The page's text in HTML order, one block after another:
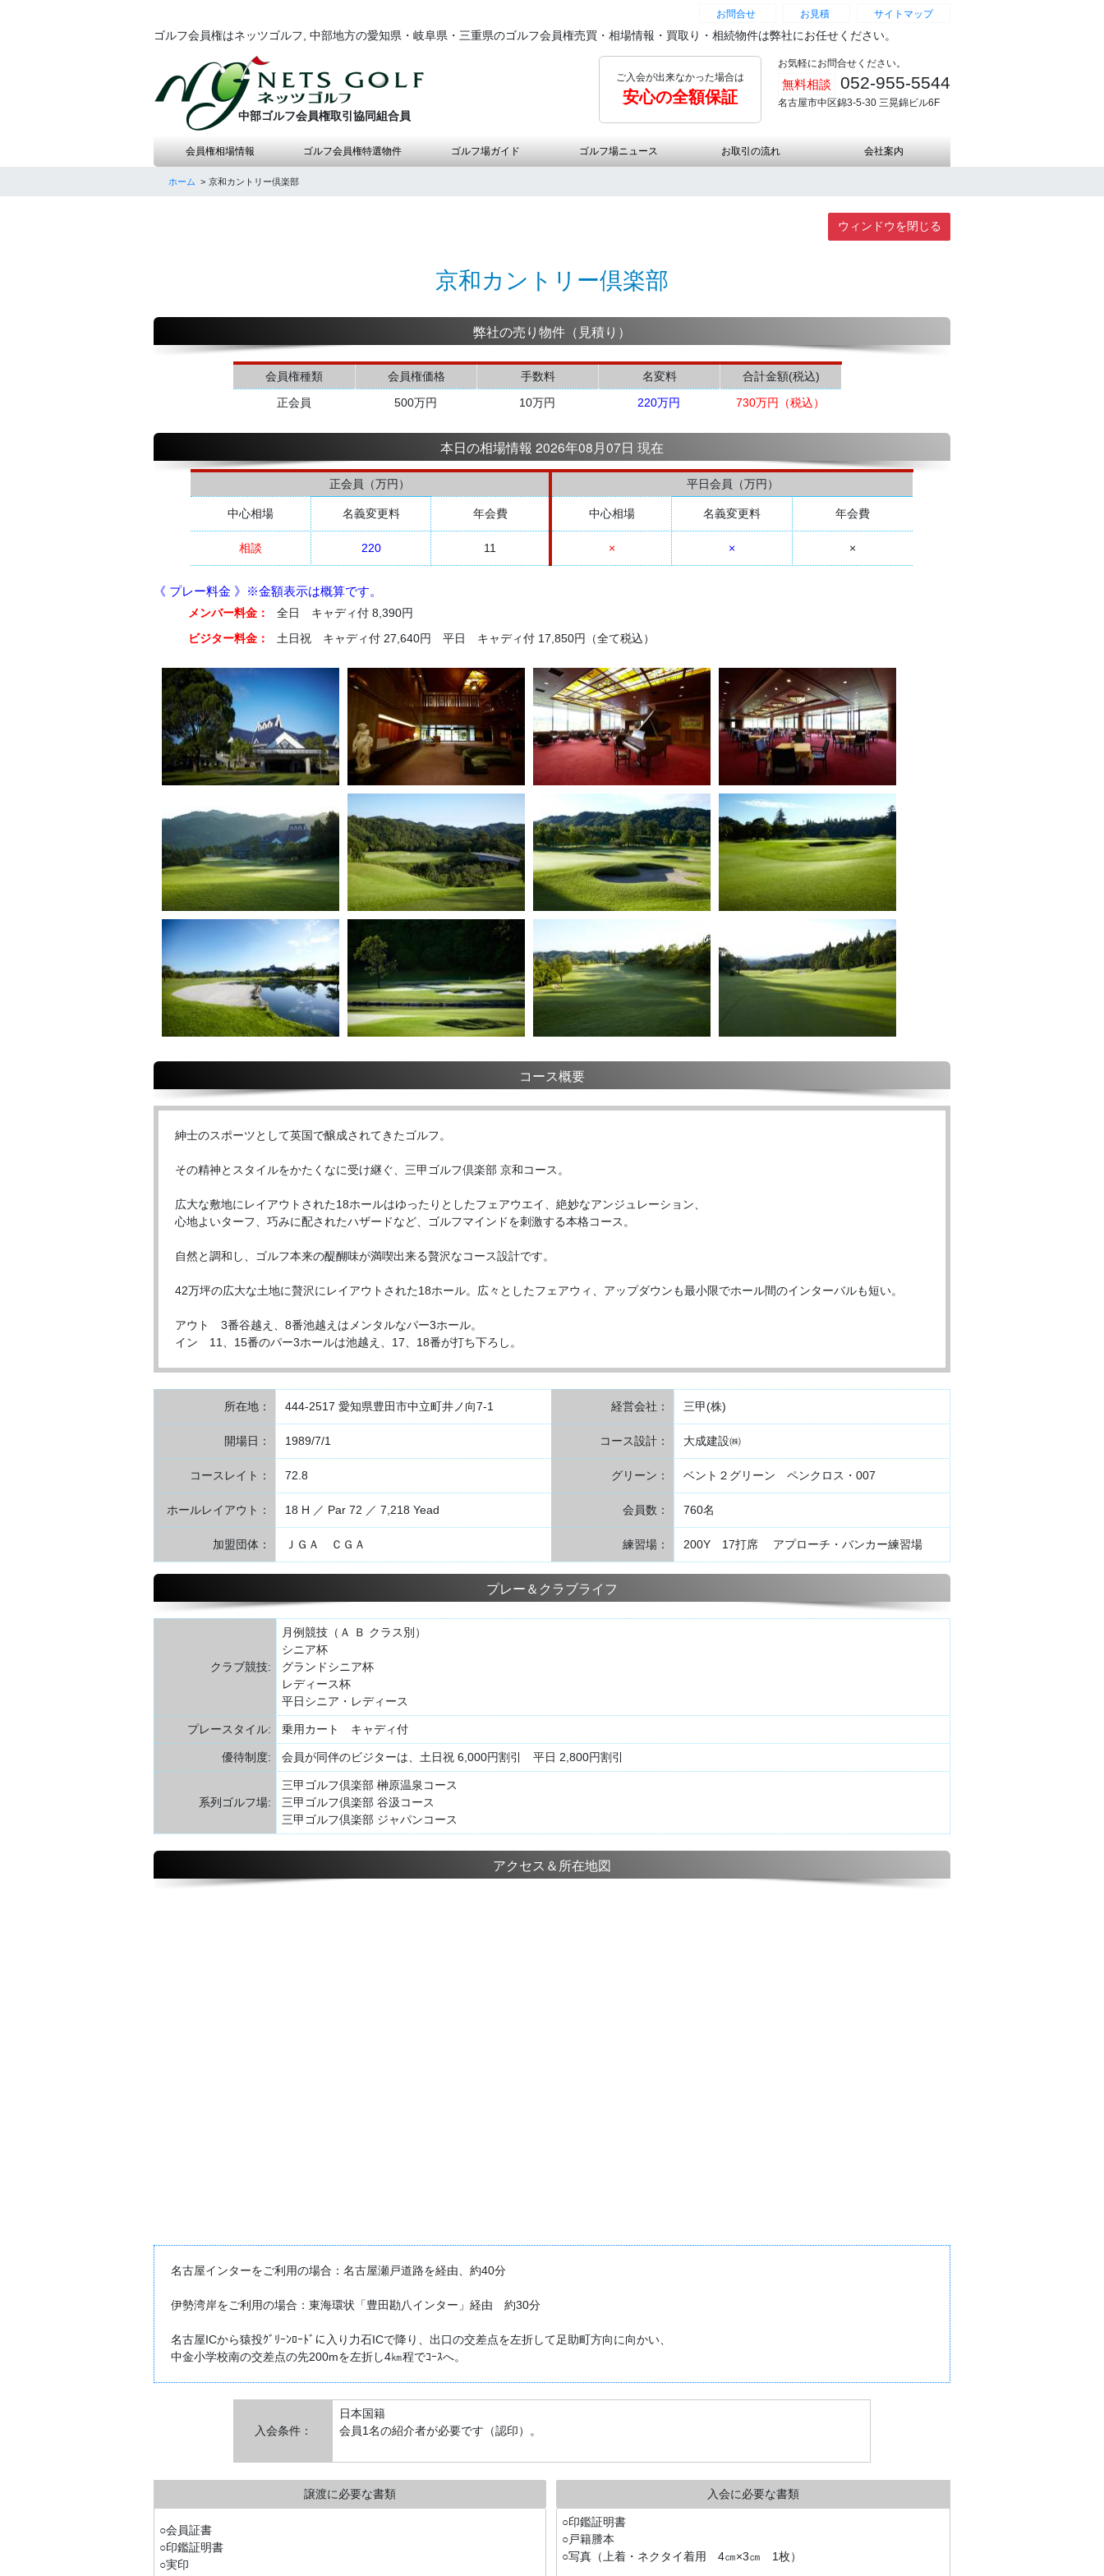
お問合せ お見積 サイトマップ
ゴルフ会員権はネッツゴルフ, 中部地方の愛知県・岐阜県・三重県のゴルフ会員権売買・相場情報・買取り・相続物件は弊社にお任せください。
中部ゴルフ会員権取引協同組合員
ご入会が出来なかった場合は
安心の全額保証
お気軽にお問合せください。
無料相談 052-955-5544
名古屋市中区錦3-5-30 三晃錦ビル6F
会員権相場情報 ゴルフ会員権特選物件 ゴルフ場ガイド ゴルフ場ニュース お取引の流れ 会社案内
ホーム 京和カントリー倶楽部
ウィンドウを閉じる
京和カントリー倶楽部
弊社の売り物件（見積り）
会員権種類 会員権価格 手数料 名変料
合計金額(税込)
正会員
500万円 10万円 220万円 730万円（税込）
本日の相場情報 2026年08月07日 現在
正会員（万円） 平日会員（万円）
中心相場 名義変更料 年会費 中心相場 名義変更料 年会費
相談 220 11 × × ×
《 プレー料金 》※金額表示は概算です。
メンバー料金：
全日 キャディ付 8,390円
ビジター料金：
土日祝 キャディ付 27,640円 平日 キャディ付 17,850円（全て税込）
コース概要
紳士のスポーツとして英国で醸成されてきたゴルフ。
その精神とスタイルをかたくなに受け継ぐ、三甲ゴルフ倶楽部 京和コース。
広大な敷地にレイアウトされた18ホールはゆったりとしたフェアウエイ、絶妙なアンジュレーション、
心地よいターフ、巧みに配されたハザードなど、ゴルフマインドを刺激する本格コース。
自然と調和し、ゴルフ本来の醍醐味が満喫出来る贅沢なコース設計です。
42万坪の広大な土地に贅沢にレイアウトされた18ホール。広々としたフェアウィ、アップダウンも最小限でホール間のインターバルも短い。
アウト 3番谷越え、8番池越えはメンタルなパー3ホール。
イン 11、15番のパー3ホールは池越え、17、18番が打ち下ろし。
所在地： 444-2517 愛知県豊田市中立町井ノ向7-1 経営会社： 三甲(株)
開場日： 1989/7/1 コース設計： 大成建設㈱
コースレイト： 72.8 グリーン： ベント２グリーン ペンクロス・007
ホールレイアウト： 18 H ／ Par 72 ／ 7,218 Yead 会員数： 760名
加盟団体： ＪＧＡ ＣＧＡ 練習場： 200Y 17打席 アプローチ・バンカー練習場
プレー＆クラブライフ
クラブ競技:
月例競技（Ａ Ｂ クラス別）
シニア杯
グランドシニア杯
レディース杯
平日シニア・レディース
プレースタイル: 乗用カート キャディ付
優待制度: 会員が同伴のビジターは、土日祝 6,000円割引 平日 2,800円割引
系列ゴルフ場:
三甲ゴルフ倶楽部 榊原温泉コース
三甲ゴルフ倶楽部 谷汲コース
三甲ゴルフ倶楽部 ジャパンコース
アクセス＆所在地図
名古屋インターをご利用の場合：名古屋瀬戸道路を経由、約40分
伊勢湾岸をご利用の場合：東海環状「豊田勘八インター」経由 約30分
名古屋ICから猿投ｸﾞﾘｰﾝﾛｰﾄﾞに入り力石ICで降り、出口の交差点を左折して足助町方向に向かい、
中金小学校南の交差点の先200mを左折し4㎞程でｺｰｽへ。
入会条件：
日本国籍
会員1名の紹介者が必要です（認印）。
譲渡に必要な書類 入会に必要な書類
○会員証書
○印鑑証明書
○実印
○印鑑証明書
○戸籍謄本
○写真（上着・ネクタイ着用 4㎝×3㎝ 1枚）